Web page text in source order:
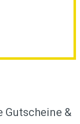
Gutscheine &